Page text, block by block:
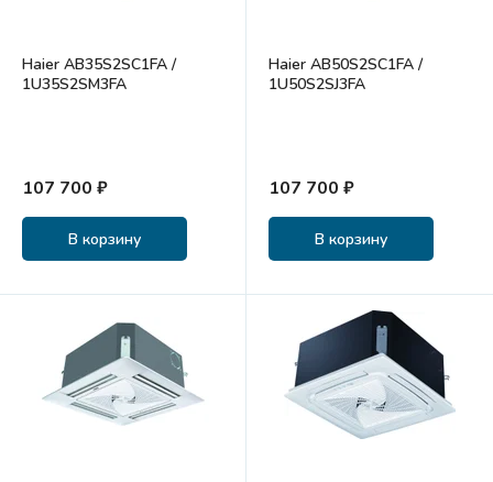
Haier AB35S2SC1FA /
1U35S2SM3FA
107 700 ₽
В корзину
Haier AB50S2SC1FA /
1U50S2SJ3FA
107 700 ₽
В корзину